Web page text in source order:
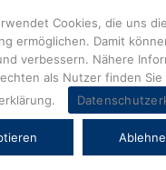
ERP Beratung
Cookies, die uns
ermöglichen. Damit
verbessern. Nähere
als Nutzer finden